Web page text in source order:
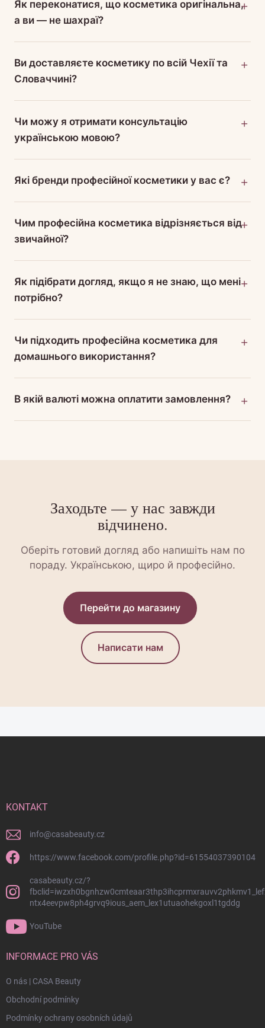
Як переконатися, що косметика оригінальна,
а ви — не шахраї?
Ви доставляєте косметику по всій Чехії та
Словаччині?
Чи можу я отримати консультацію
українською мовою?
Які бренди професійної косметики у вас є?
Чим професійна косметика відрізняється від
звичайної?
Як підібрати догляд, якщо я не знаю, що мені
потрібно?
Чи підходить професійна косметика для
домашнього використання?
В якій валюті можна оплатити замовлення?
Заходьте — у нас завжди
відчинено.
Оберіть готовий догляд або напишіть нам по
пораду. Українською, щиро й професійно.
Перейти до магазину
Написати нам
KONTAKT
info@casabeauty.cz
https://www.facebook.com/profile.php?id=61554037390104
casabeauty.cz/?
ntx4eevpw8ph4grvq9ious_aem_lex1utuaohekgoxl1tgddg
YouTube
INFORMACE PRO VÁS
O nás | CASA Beauty
Obchodní podmínky
Podmínky ochrany osobních údajů